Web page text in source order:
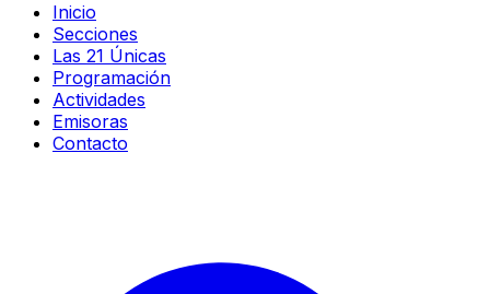
Inicio
Secciones
Las 21 Únicas
Programación
Actividades
Emisoras
Contacto